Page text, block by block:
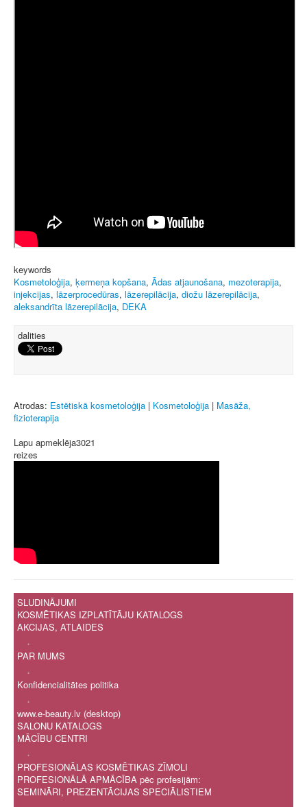
keywords
Kosmetoloģija, ķermeņa kopšana, Ādas atjaunošana, mezoterapija,
injekcijas, lāzerprocedūras, lāzerepilācija, diožu lāzerepilācija,
aleksandrīta lāzerepilācija, DEKA
dalities
Atrodas: Estētiskā kosmetoloģija | Kosmetoloģija | Masāža,
fizioterapija
Lapu apmeklēja3021
reizes
SLUDINĀJUMI
KOSMĒTIKAS IZPLATĪTĀJU KATALOGS
AKCIJAS, ATLAIDES
.
PAR MUMS
.
Konfidencialitātes politika
.
www.e-beauty.lv (desktop)
SALONU KATALOGS
MĀCĪBU CENTRI
.
PROFESIONĀLAS KOSMĒTIKAS ZĪMOLI
PROFESIONĀLĀ APMĀCĪBA pēc profesijām:
SEMINĀRI, PREZENTĀCIJAS SPECIĀLISTIEM